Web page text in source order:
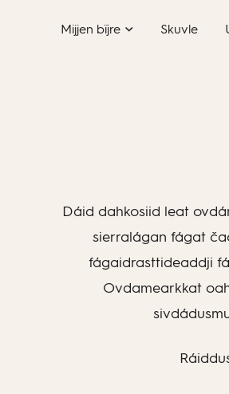
Mijjen bïjre Skuvle
Dáid dahkosiid leat
sierralágan fágat
fágaidrasttideaddji
Ovdamearkkat